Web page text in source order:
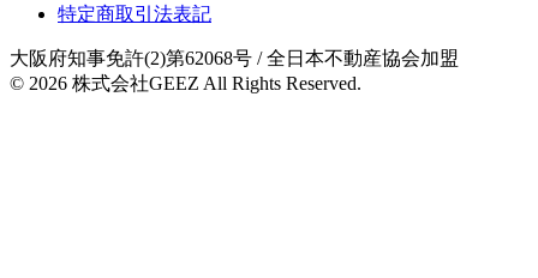
特定商取引法表記
大阪府知事免許(2)第62068号 / 全日本不動産協会加盟
© 2026 株式会社GEEZ All Rights Reserved.